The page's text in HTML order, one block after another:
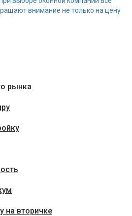
внимание не только на цену
рынка
на вторичке